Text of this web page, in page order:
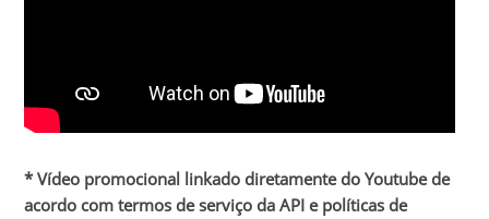
* Vídeo promocional linkado diretamente do Youtube de
acordo com termos de serviço da API e políticas de